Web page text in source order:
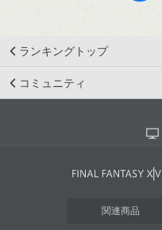
ランキングトップ
コミュニティ
関連商品